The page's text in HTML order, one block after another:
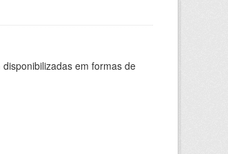
em formas de